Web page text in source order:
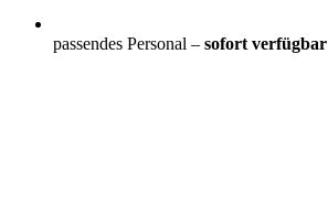
passendes Personal – sofort verfügbar